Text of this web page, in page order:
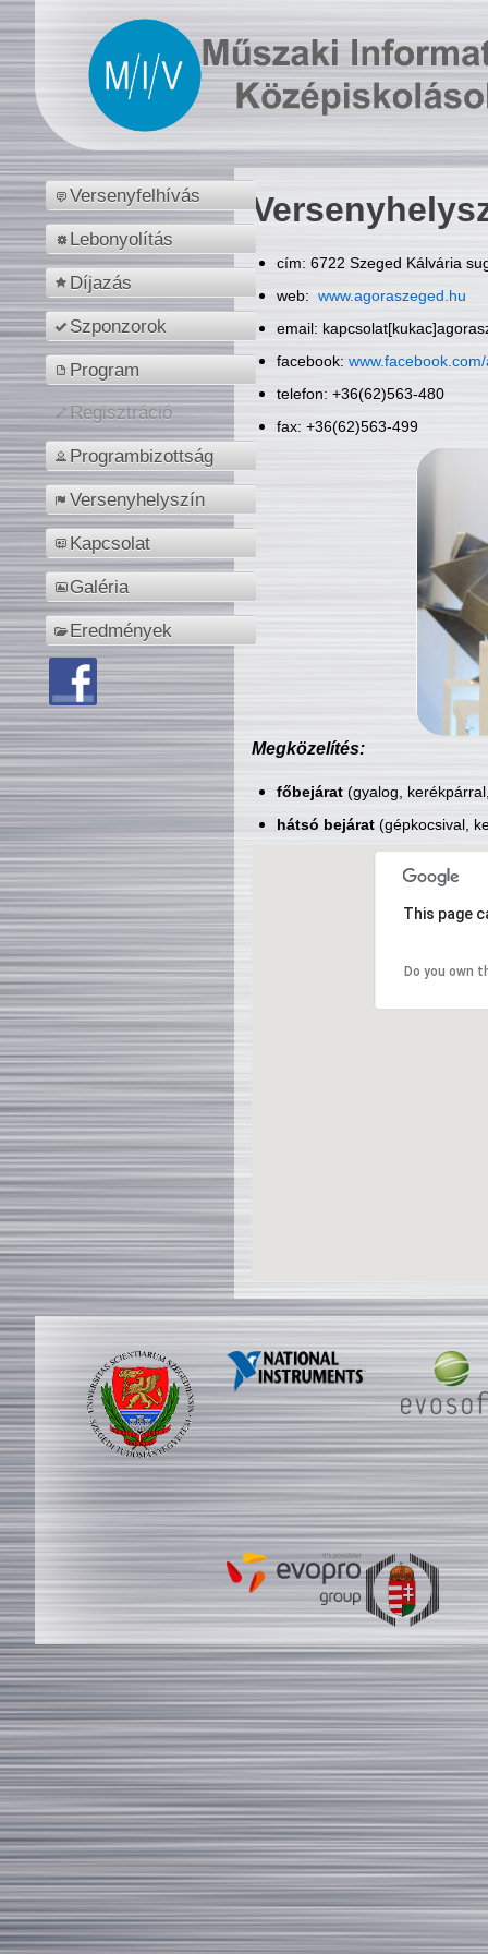
Versenyfelhívás
Lebonyolítás
Díjazás
Szponzorok
Program
Regisztráció
Programbizottság
Versenyhelyszín
Kapcsolat
Galéria
Eredmények
cím: 6722 Szeged Kálvária
web: www.agoraszeged.hu
email:
facebook:
telefon: +36(62)563-480
fax: +36(62)563-499
Megközelítés:
főbejárat(gyalog,
hátsó bejárat(gépkocsival,
This page
Do you own